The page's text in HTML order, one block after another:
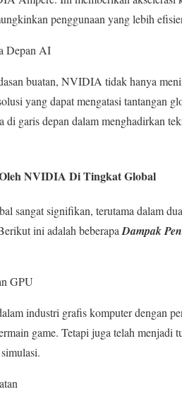
penggunaan yang lebih
Depan AI
buatan, NVIDIA tidak hanya
yang dapat mengatasi tantangan
garis depan dalam menghadirkan
NVIDIA Di Tingkat Global
sangat signifikan, terutama dalam
ini adalah beberapa Dampak
GPU
industri grafis komputer dengan
game. Tetapi juga telah